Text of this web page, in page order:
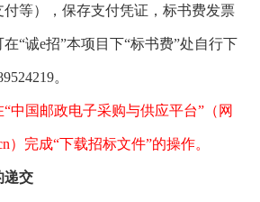
等），保存支付凭证，标书费发票
“诚e招”本项目下“标书费”处自行下
。
中国邮政电子采购与供应平台”（网
）完成“下载招标文件”的操作。
递交